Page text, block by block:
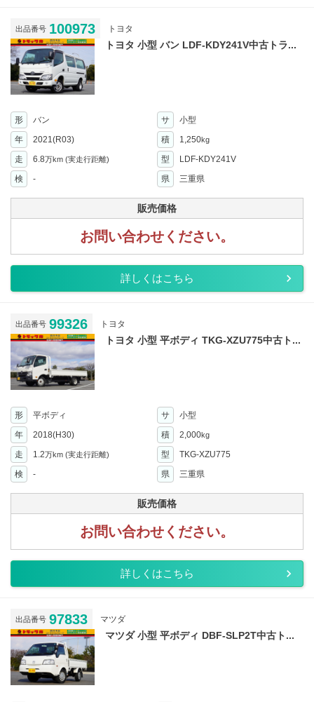
出品番号 100973 トヨタ
トヨタ 小型 バン LDF-KDY241V中古トラ...
形 バン サ
小型
年
2021(R03) 積 1,250kg
走 6.8万km (実走行距離) 型
LDF-KDY241V
検
- 県 三重県
販売価格
お問い合わせください。
詳しくはこちら
出品番号 99326 トヨタ
トヨタ 小型 平ボディ TKG-XZU775中古ト...
形 平ボディ サ
小型
年
2018(H30) 積 2,000kg
走 1.2万km (実走行距離) 型
TKG-XZU775
検
- 県 三重県
販売価格
お問い合わせください。
詳しくはこちら
出品番号 97833 マツダ
マツダ 小型 平ボディ DBF-SLP2T中古ト...